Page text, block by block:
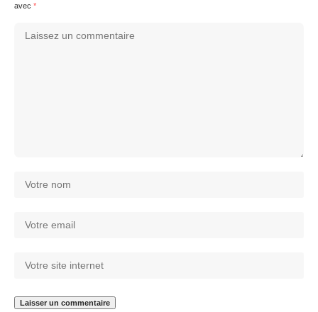
avec *